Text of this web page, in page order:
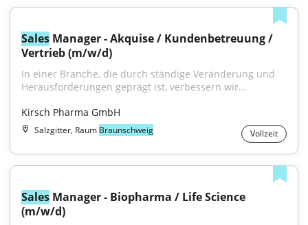
Sales Manager - Akquise / Kundenbetreuung /
Vertrieb (m/w/d)
In einer Branche, die durch ständige Veränderung und
Herausforderungen geprägt ist, verbessern wir...
Kirsch Pharma GmbH
Salzgitter, Raum Braunschweig Vollzeit
Sales Manager - Biopharma / Life Science
(m/w/d)